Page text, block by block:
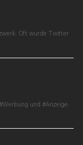
Oft wurde Twitter
und #Anzeige.